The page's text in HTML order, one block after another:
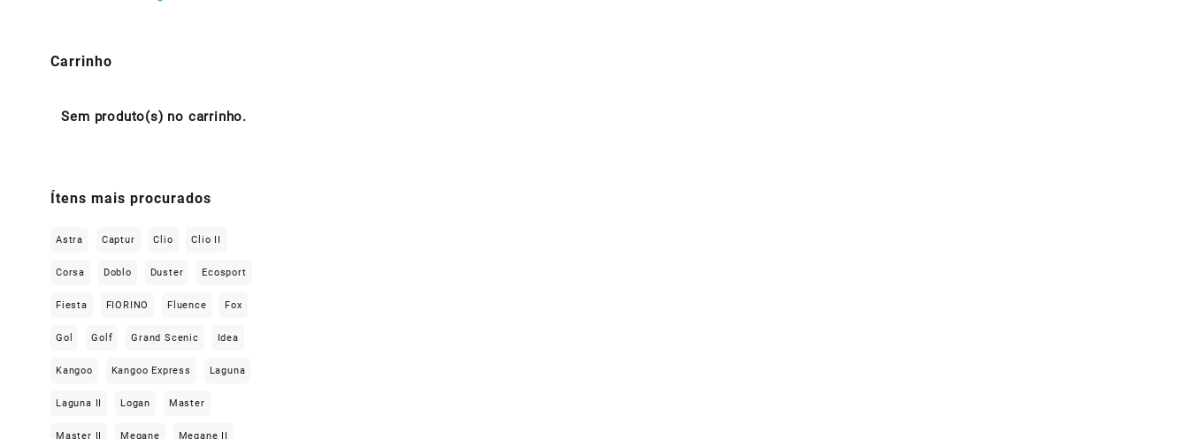
Carrinho
Sem produto(s) no carrinho.
Ítens mais procurados
Astra Captur Clio Clio II
Corsa Doblo Duster Ecosport
Fiesta FIORINO Fluence Fox
Gol Golf Grand Scenic Idea
Kangoo Kangoo Express Laguna
Laguna II Logan Master
Master II Megane Megane II